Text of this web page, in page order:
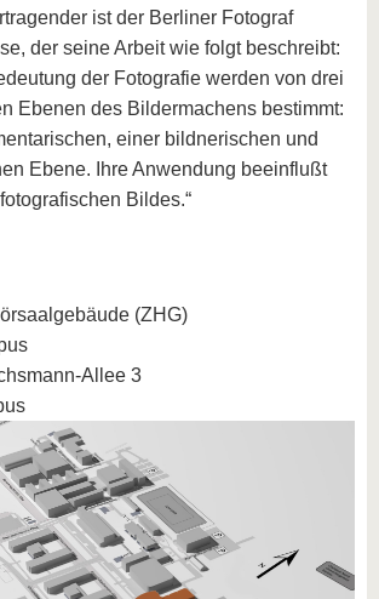
ist der Berliner Fotograf
der seine Arbeit wie folgt beschreibt:
der Fotografie werden von drei
Ebenen des Bildermachens bestimmt:
einer bildnerischen und
Ebene. Ihre Anwendung beeinflußt
Bildes.“
(ZHG)
Allee 3